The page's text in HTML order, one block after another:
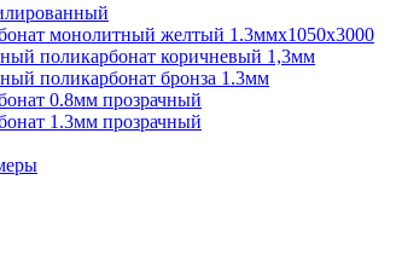
монолитный желтый 1.3ммх1050х3000
поликарбонат коричневый 1,3мм
поликарбонат бронза 1.3мм
0.8мм прозрачный
1.3мм прозрачный